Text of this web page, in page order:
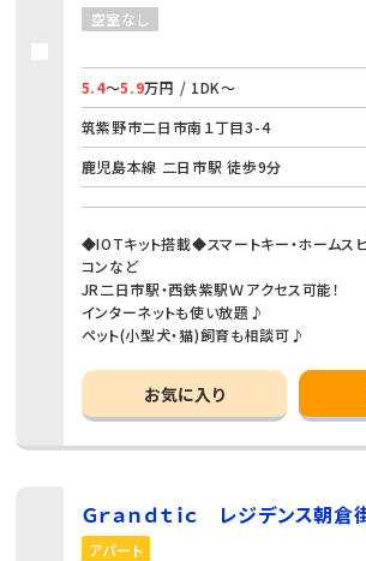
空室なし
5.4～5.9万円 / 1DK～
筑紫野市二日市南１丁目3-4
鹿児島本線 二日市駅 徒歩9分
◆IOTキット搭載◆スマートキー・ホームス
コンなど
JR二日市駅・西鉄紫駅Ｗアクセス可能！
インターネットも使い放題♪
ペット(小型犬・猫)飼育も相談可♪
お気に入り
Ｇｒａｎｄｔｉｃ レジデンス朝倉
アパート